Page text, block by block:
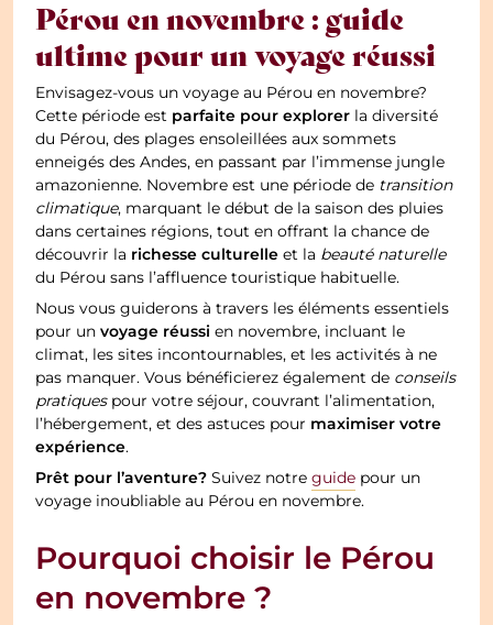
Pérou en novembre : guide
ultime pour un voyage réussi
Envisagez-vous un voyage au Pérou en novembre?
Cette période est parfaite pour explorer la diversité
du Pérou, des plages ensoleillées aux sommets
enneigés des Andes, en passant par l’immense jungle
amazonienne. Novembre est une période de transition
climatique, marquant le début de la saison des pluies
dans certaines régions, tout en offrant la chance de
découvrir la richesse culturelle et la beauté naturelle
du Pérou sans l’affluence touristique habituelle.
Nous vous guiderons à travers les éléments essentiels
pour unvoyage réussi en novembre, incluant le
climat, les sites incontournables, et les activités à ne
pas manquer. Vous bénéficierez également de conseils
pratiquespour votre séjour, couvrant l’alimentation,
l’hébergement, et des astuces pour maximiser votre
expérience.
Prêt pour l’aventure? Suivez notreguide pour un
voyage inoubliable au Pérou en novembre.
Pourquoi choisir le Pérou
en novembre ?